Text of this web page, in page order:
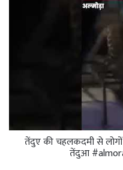
तेंदुए की चहलकदमी से
तेंदुआ